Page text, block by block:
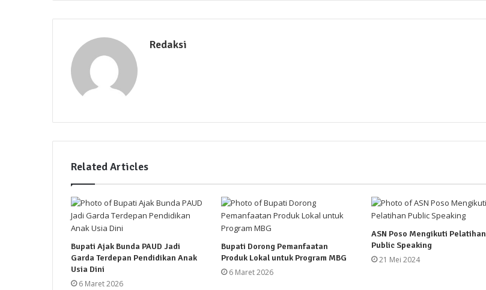
Redaksi
Related Articles
Bupati Ajak Bunda PAUD Jadi
Garda Terdepan Pendidikan Anak
Usia Dini
6 Maret 2026
Bupati Dorong Pemanfaatan
Produk Lokal untuk Program MBG
6 Maret 2026
ASN Poso Mengikuti Pelatihan
Public Speaking
21 Mei 2024